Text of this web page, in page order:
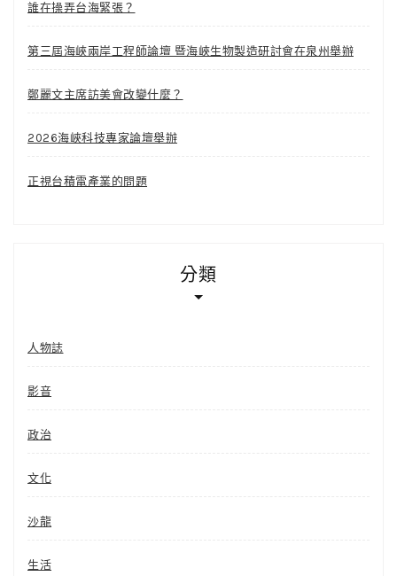
誰在操弄台海緊張？
第三屆海峽兩岸工程師論壇 暨海峽生物製造研討會在泉州舉辦
鄭麗文主席訪美會改變什麼？
2026海峽科技專家論壇舉辦
正視台積電產業的問題
分類
人物誌
影音
政治
文化
沙龍
生活